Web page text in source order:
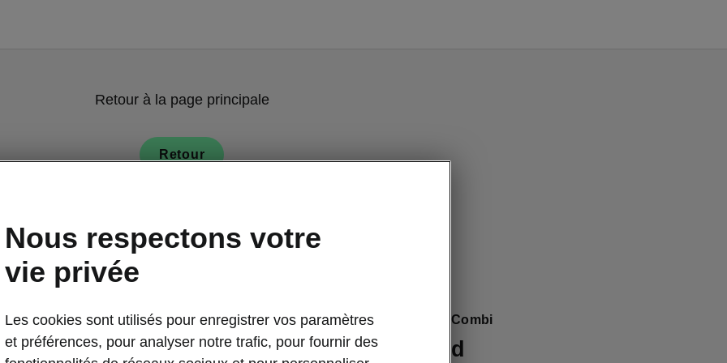
Retour à la page principale
Retour
Confort de la Škoda Superb Combi
Bienvenue à bord
Nous respectons votre
vie privée
Les cookies sont utilisés pour enregistrer vos paramètres
et préférences, pour analyser notre trafic, pour fournir des